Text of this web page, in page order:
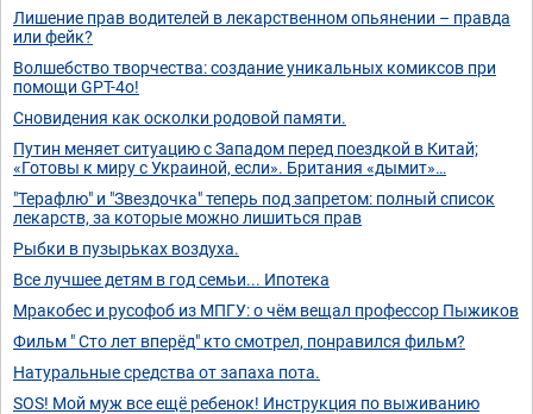
Лишение прав водителей в лекарственном опьянении – правда
или фейк?
Волшебство творчества: создание уникальных комиксов при
помощи GPT-4o!
Сновидения как осколки родовой памяти.
Путин меняет ситуацию с Западом перед поездкой в Китай;
«Готовы к миру с Украиной, если». Британия «дымит»…
"Терафлю" и "Звездочка" теперь под запретом: полный список
лекарств, за которые можно лишиться прав
Рыбки в пузырьках воздуха.
Все лучшее детям в год семьи... Ипотека
Мракобес и русофоб из МПГУ: о чём вещал профессор Пыжиков
Фильм " Сто лет вперёд" кто смотрел, понравился фильм?
Натуральные средства от запаха пота.
SOS! Мой муж все ещё ребенок! Инструкция по выживанию